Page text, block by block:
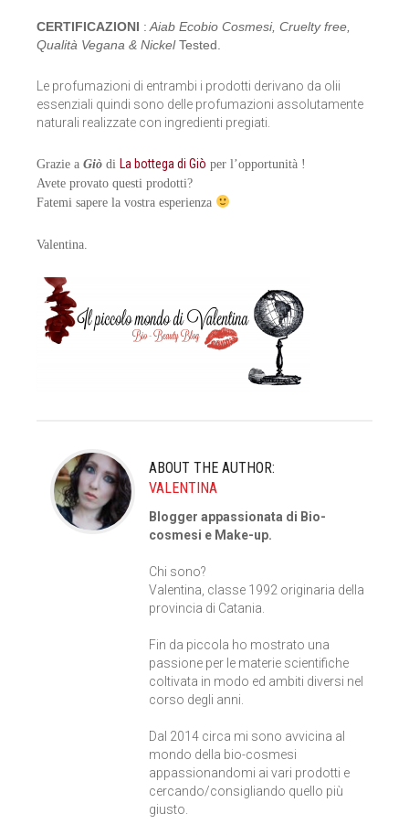
CERTIFICAZIONI : Aiab Ecobio Cosmesi, Cruelty free,
Qualità Vegana & NickelTested.
Le profumazioni di entrambi i prodotti derivano da olii
essenziali quindi sono delle profumazioni assolutamente
naturali realizzate con ingredienti pregiati.
Grazie a Giò di La bottega di Giò per l’opportunità !
Avete provato questi prodotti?
Fatemi sapere la vostra esperienza
Valentina.
ABOUT THE AUTHOR:
VALENTINA
Blogger appassionata di Bio-
cosmesi e Make-up.
Chi sono?
Valentina, classe 1992 originaria della
provincia di Catania.
Fin da piccola ho mostrato una
passione per le materie scientifiche
coltivata in modo ed ambiti diversi nel
corso degli anni.
Dal 2014 circa mi sono avvicina al
mondo della bio-cosmesi
appassionandomi ai vari prodotti e
cercando/consigliando quello più
giusto.